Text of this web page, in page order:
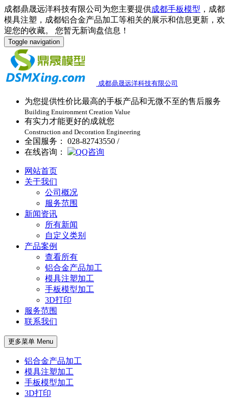
成都鼎晟远洋科技有限公司为您主要提供成都手板模型 ，成都
模具注塑，成都铝合金产品加工等相关的展示和信息更新，欢
迎您的收藏。 您暂无新询盘信息！
Toggle navigation
成都鼎晟远洋科技有限公司
为您提供性价比最高的手板产品和无微不至的售后服务
Building Enuironment Creation Value
有实力才能更好的成就您
Construction and Decoration Engineering
全国服务： 028-82743550 /
在线咨询：
网站首页
关于我们
公司概况
服务范围
新闻资讯
所有新闻
自定义类别
产品案例
查看所有
铝合金产品加工
模具注塑加工
手板模型加工
3D打印
服务范围
联系我们
更多菜单 Menu
铝合金产品加工
模具注塑加工
手板模型加工
3D打印